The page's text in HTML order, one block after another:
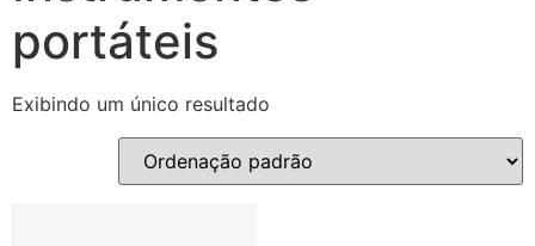
portáteis
Exibindo um único resultado